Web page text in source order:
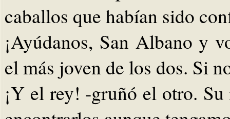
caballos que habían sido
¡Ayúdanos, San Albano y
el más joven de los dos. Si
¡Y el rey! -gruñó el otro. Su